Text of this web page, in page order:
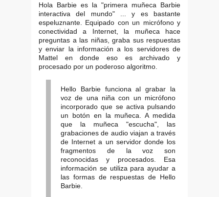
Hola Barbie es la "primera muñeca Barbie
interactiva del mundo" ... y es bastante
espeluznante. Equipado con un micrófono y
conectividad a Internet, la muñeca hace
preguntas a las niñas, graba sus respuestas
y enviar la información a los servidores de
Mattel en donde eso es archivado y
procesado por un poderoso algoritmo.
Hello Barbie funciona al grabar la
voz de una niña con un micrófono
incorporado que se activa pulsando
un botón en la muñeca. A medida
que la muñeca "escucha", las
grabaciones de audio viajan a través
de Internet a un servidor donde los
fragmentos de la voz son
reconocidas y procesados. Esa
información se utiliza para ayudar a
las formas de respuestas de Hello
Barbie.